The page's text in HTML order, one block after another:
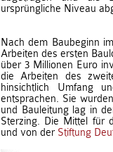
ursprüngliche Niveau
Nach dem Baubeginn
Arbeiten des ersten
über 3 Millionen Euro
die Arbeiten des
hinsichtlich Umfang
entsprachen. Sie
und Bauleitung lag in
Sterzing. Die Mittel für
und von der Stiftung